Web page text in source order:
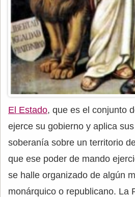
El Estado, que es el conjunto
ejerce su gobierno y aplica
soberanía sobre un territorio
que ese poder de mando
se halle organizado de algún
monárquico o republicano. La